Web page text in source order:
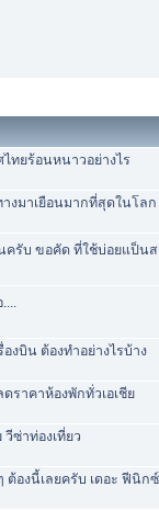
ทยร้อนหนาวอย่างไร
งมาเยือนมากที่สุดในโลก
ครับ ขอคัด ที่ใช้บ่อยแป็น
งบิน ต้องทำอย่างไรบ้าง
ดราคาห้องพักทั่วเอเชีย
ซ่าท่องเที่ยว
ต้องนี้เลยครับ เดอะ ฟีนิก